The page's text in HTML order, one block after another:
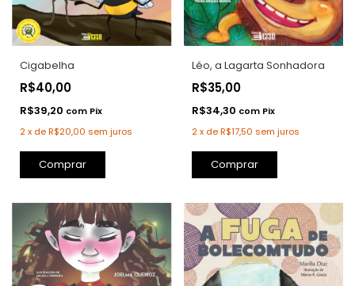
Cigabelha
R$40,00
R$39,20 com Pix
2x deR$20,00 sem juros
Léo, a Lagarta Sonhadora
R$35,00
R$34,30 com Pix
2 x deR$17,50 sem juros